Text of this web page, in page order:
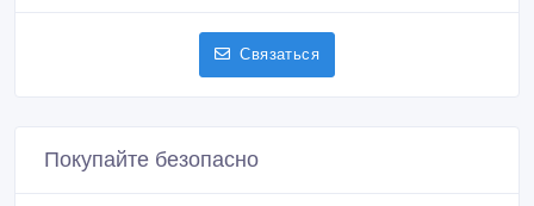
Связаться
Покупайте безопасно